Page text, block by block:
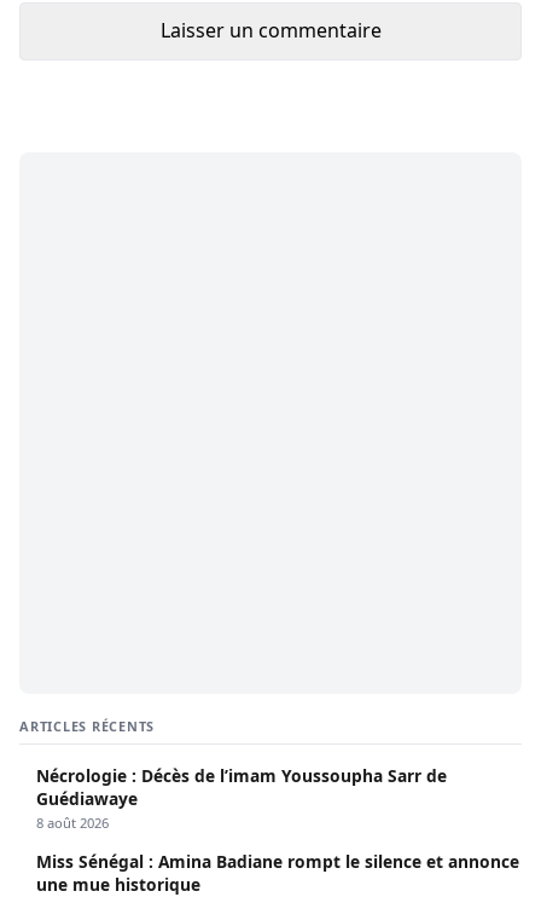
ARTICLES RÉCENTS
Nécrologie : Décès de l’imam Youssoupha Sarr de
Guédiawaye
8 août 2026
Miss Sénégal : Amina Badiane rompt le silence et annonce
une mue historique